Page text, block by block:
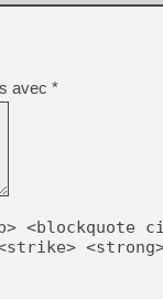
avec *
<blockquote